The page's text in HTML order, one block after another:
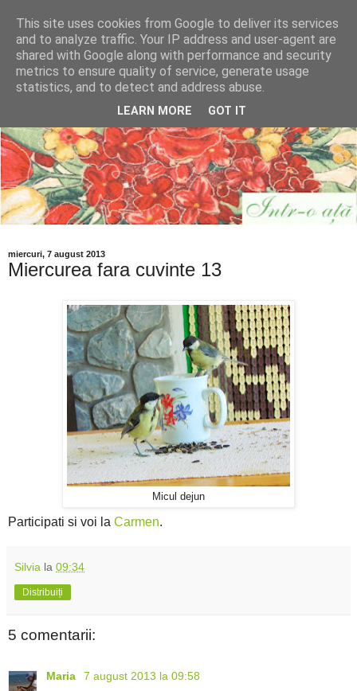
miercuri, 7 august 2013
Miercurea fara cuvinte 13
Micul dejun
Participati si voi la Carmen.
Silvia la 09:34
Distribuiți
5 comentarii:
Maria
7 august 2013 la 09:58
This site uses cookies from Google to deliver its services
and to analyze traffic. Your IP address and user-agent are
shared with Google along with performance and security
metrics to ensure quality of service, generate usage
statistics, and to detect and address abuse.
LEARN MORE GOT IT